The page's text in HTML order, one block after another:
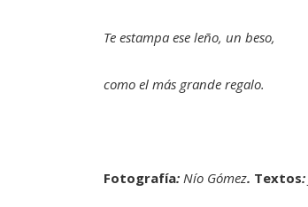
Te estampa ese leño, un beso,
como el más grande regalo.
Fotografía: Nío Gómez. Textos: